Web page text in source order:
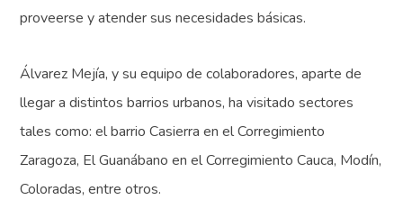
proveerse y atender sus necesidades básicas.
Álvarez Mejía, y su equipo de colaboradores, aparte de
llegar a distintos barrios urbanos, ha visitado sectores
tales como: el barrio Casierra en el Corregimiento
Zaragoza, El Guanábano en el Corregimiento Cauca, Modín,
Coloradas, entre otros.